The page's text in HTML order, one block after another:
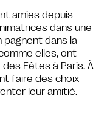
amies depuis
dans une
pagnent dans la
elles, ont
Fêtes à Paris. À
faire des choix
leur amitié.